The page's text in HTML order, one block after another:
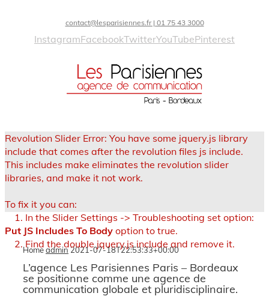
contact@lesparisiennes.fr | 01 75 43 3000
InstagramFacebookTwitterYouTubePinterest
Revolution Slider Error: You have some jquery.js library
include that comes after the revolution files js include.
This includes make eliminates the revolution slider
libraries, and make it not work.
To fix it you can:
1. In the Slider Settings -> Troubleshooting set option:
Put JS Includes To Body option to true.
2. Find the double jquery.js include and remove it.
Homeadmin2021-07-18T22:53:33+00:00
L’agence Les Parisiennes Paris – Bordeaux
se positionne comme une agence de
communication globale et pluridisciplinaire.